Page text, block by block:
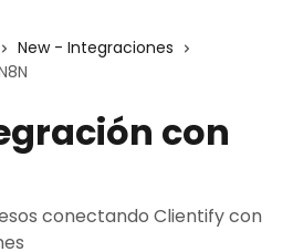
New - Integraciones
con
conectando Clientify con